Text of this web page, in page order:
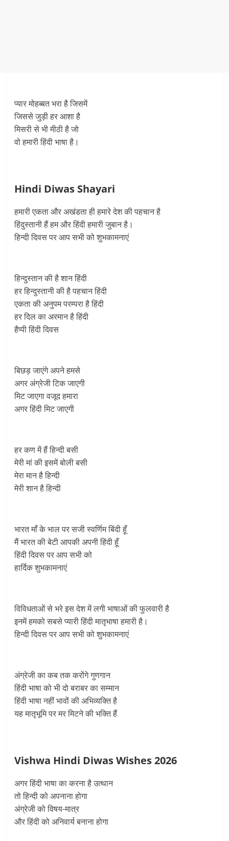
प्यार मोहब्बत भरा है जिसमें
जिससे जुड़ी हर आशा है
मिसरी से भी मीठी है जो
वो हमारी हिंदी भाषा है।
Hindi Diwas Shayari
हमारी एकता और अखंडता ही हमारे देश की पहचान है
हिंदुस्तानी हैं हम और हिंदी हमारी जुबान है।
हिन्दी दिवस पर आप सभी को शुभकामनाएं
हिन्दुस्तान की है शान हिंदी
हर हिन्दुस्तानी की है पहचान हिंदी
एकता की अनुपम परम्परा है हिंदी
हर दिल का अरमान है हिंदी
हैप्‍पी हिंदी दिवस
बिछड़ जाएंगे अपने हमसे
अगर अंग्रेजी टिक जाएगी
मिट जाएगा वजूद हमारा
अगर हिंदी मिट जाएगी
हर कण में हैं हिन्दी बसी
मेरी मां की इसमें बोली बसी
मेरा मान है हिन्दी
मेरी शान है हिन्दी
भारत माँ के भाल पर सजी स्वर्णिम बिंदी हूँ
मैं भारत की बेटी आपकी अपनी हिंदी हूँ
हिंदी दिवस पर आप सभी को
हार्दिक शुभकामनाएं
विविधताओं से भरे इस देश में लगी भाषाओं की फुलवारी है
इनमें हमको सबसे प्यारी हिंदी मातृभाषा हमारी है।
हिन्दी दिवस पर आप सभी को शुभकामनाएं
अंग्रेजी का कब तक करोंगे गुणगान
हिंदी भाषा को भी दो बराबर का सम्मान
हिंदी भाषा नहीं भावों की अभिव्यक्ति है
यह मातृभूमि पर मर मिटने की भक्ति हैं
Vishwa Hindi Diwas Wishes 2026
अगर हिंदी भाषा का करना है उत्थान
तो हिन्दी को अपनाना होगा
अंग्रेजी को विषय-मात्र
और हिंदी को अनिवार्य बनाना होगा